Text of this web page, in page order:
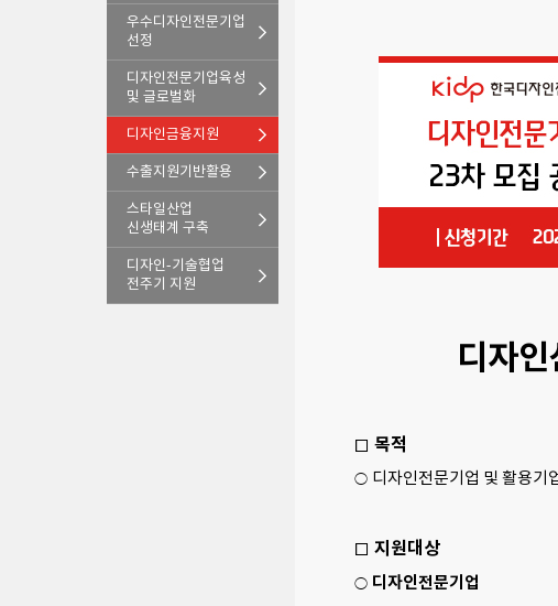
우수디자인전문기업
선정
디자인전문기업육성
및 글로벌화
디자인금융지원
수출지원기반활용
스타일산업
신생태계 구축
디자인-기술협업
전주기 지원
디자
□ 목적
○ 디자인전문기업 및 활용기
□ 지원대상
○ 디자인전문기업